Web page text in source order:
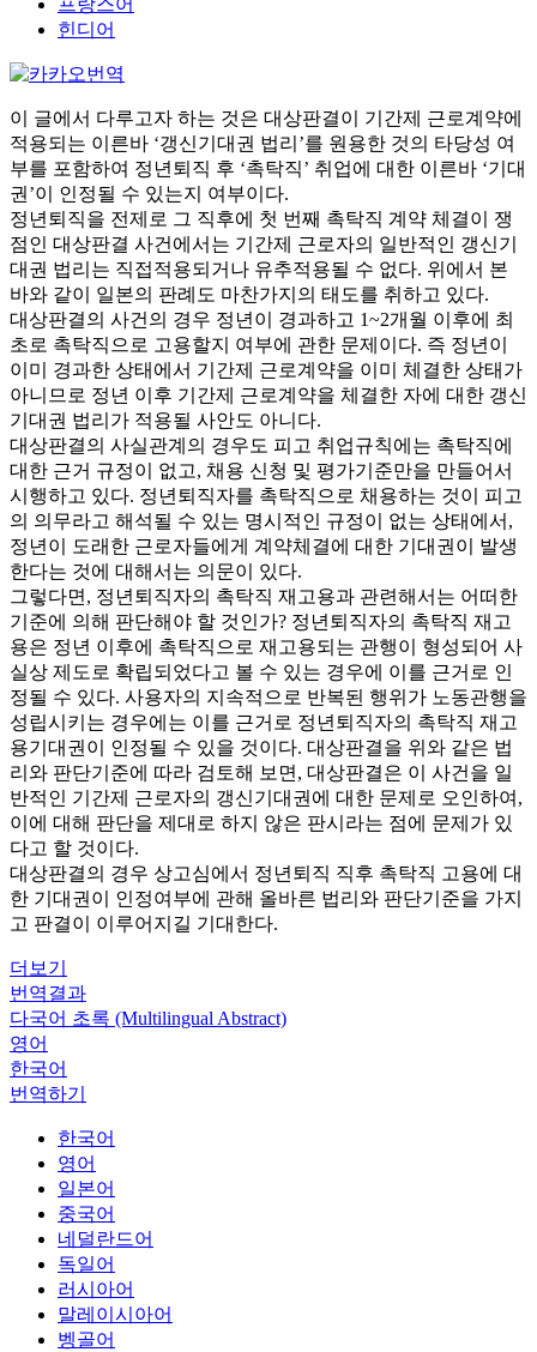
프랑스어
힌디어
이 글에서 다루고자 하는 것은 대상판결이 기간제 근로계약에
적용되는 이른바 ‘갱신기대권 법리’를 원용한 것의 타당성 여
부를 포함하여 정년퇴직 후 ‘촉탁직’ 취업에 대한 이른바 ‘기대
권’이 인정될 수 있는지 여부이다.
정년퇴직을 전제로 그 직후에 첫 번째 촉탁직 계약 체결이 쟁
점인 대상판결 사건에서는 기간제 근로자의 일반적인 갱신기
대권 법리는 직접적용되거나 유추적용될 수 없다. 위에서 본
바와 같이 일본의 판례도 마찬가지의 태도를 취하고 있다.
대상판결의 사건의 경우 정년이 경과하고 1~2개월 이후에 최
초로 촉탁직으로 고용할지 여부에 관한 문제이다. 즉 정년이
이미 경과한 상태에서 기간제 근로계약을 이미 체결한 상태가
아니므로 정년 이후 기간제 근로계약을 체결한 자에 대한 갱신
기대권 법리가 적용될 사안도 아니다.
대상판결의 사실관계의 경우도 피고 취업규칙에는 촉탁직에
대한 근거 규정이 없고, 채용 신청 및 평가기준만을 만들어서
시행하고 있다. 정년퇴직자를 촉탁직으로 채용하는 것이 피고
의 의무라고 해석될 수 있는 명시적인 규정이 없는 상태에서,
정년이 도래한 근로자들에게 계약체결에 대한 기대권이 발생
한다는 것에 대해서는 의문이 있다.
그렇다면, 정년퇴직자의 촉탁직 재고용과 관련해서는 어떠한
기준에 의해 판단해야 할 것인가? 정년퇴직자의 촉탁직 재고
용은 정년 이후에 촉탁직으로 재고용되는 관행이 형성되어 사
실상 제도로 확립되었다고 볼 수 있는 경우에 이를 근거로 인
정될 수 있다. 사용자의 지속적으로 반복된 행위가 노동관행을
성립시키는 경우에는 이를 근거로 정년퇴직자의 촉탁직 재고
용기대권이 인정될 수 있을 것이다. 대상판결을 위와 같은 법
리와 판단기준에 따라 검토해 보면, 대상판결은 이 사건을 일
반적인 기간제 근로자의 갱신기대권에 대한 문제로 오인하여,
이에 대해 판단을 제대로 하지 않은 판시라는 점에 문제가 있
다고 할 것이다.
대상판결의 경우 상고심에서 정년퇴직 직후 촉탁직 고용에 대
한 기대권이 인정여부에 관해 올바른 법리와 판단기준을 가지
고 판결이 이루어지길 기대한다.
더보기
번역결과
다국어 초록 (Multilingual Abstract)
영어
한국어
번역하기
한국어
영어
일본어
중국어
네덜란드어
독일어
러시아어
말레이시아어
벵골어